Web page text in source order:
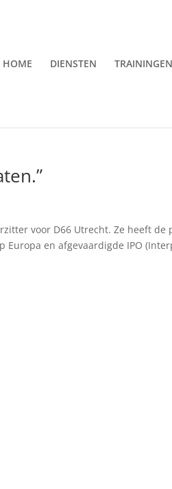
HOME DIENSTEN TRAININGEN
voor D66 Utrecht. Ze heeft
en afgevaardigde IPO